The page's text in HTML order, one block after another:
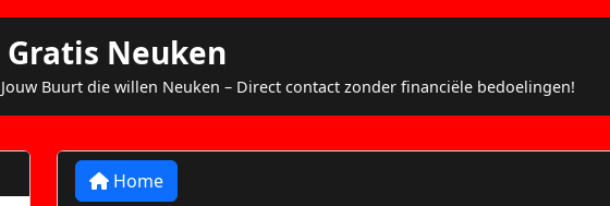
Neuken
Buurt die willen Neuken – Direct contact zonder financiële bedoelingen!
Home